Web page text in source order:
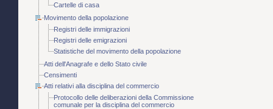
Cartelle di casa
Movimento della popolazione
Registri delle immigrazioni
Registri delle emigrazioni
Statistiche del movimento della popolazione
Atti dell'Anagrafe e dello Stato civile
Censimenti
Atti relativi alla disciplina del commercio
Protocollo delle deliberazioni della Commissione
comunale per la disciplina del commercio